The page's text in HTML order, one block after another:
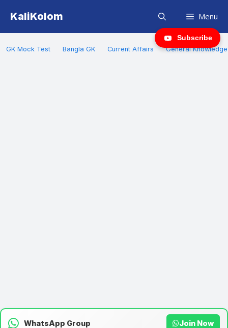
content
KaliKolom Menu
GK Mock Test Bangla GK Current Affairs General
WhatsApp Group Join Now
Subscribe